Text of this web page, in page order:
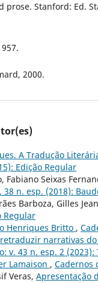
prose. Stanford: Ed.
2000.
A Tradução
Edição Regular
Seixas
n. esp. (2018):
Barboza, Gilles
Regular
Henriques Britto ,
narrativas
v. 43 n. esp. 2
Lamaison , Cadernos
Veras, Apresentação